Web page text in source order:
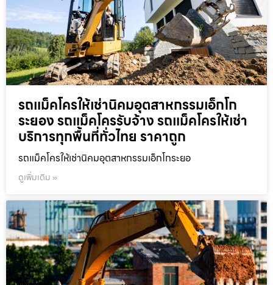
รถแม็คโครให้เช่านิคมอุตสาหกรรมเอ็กโก
ระยอง รถแม็คโครรับจ้าง รถแม็คโครให้เช่า
บริการทุกพื้นที่ทั่วไทย ราคาถูก
รถแม็คโครให้เช่านิคมอุตสาหกรรมเอ็กโกระยอ
ดูเพิ่มเติม »